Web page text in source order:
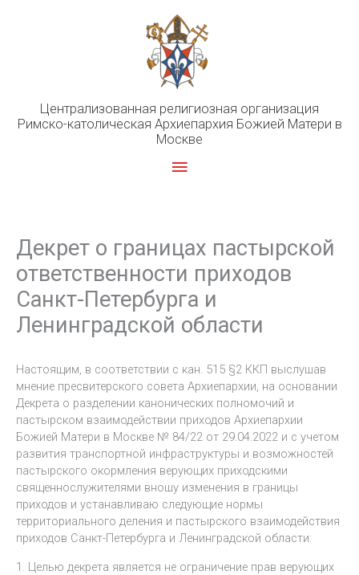
Централизованная религиозная организация
Римско-католическая Архиепархия Божией Матери в
Москве
Главное
Декрет о границах пастырской
ответственности приходов
Санкт-Петербурга и
Ленинградской области
Настоящим, в соответствии с кан. 515 §2 ККП выслушав
мнение пресвитерского совета Архиепархии, на основании
Декрета о разделении канонических полномочий и
пастырском взаимодействии приходов Архиепархии
Божией Матери в Москве № 84/22 от 29.04.2022 и с учетом
развития транспортной инфраструктуры и возможностей
пастырского окормления верующих приходскими
священнослужителями вношу изменения в границы
приходов и устанавливаю следующие нормы
территориального деления и пастырского взаимодействия
приходов Санкт-Петербурга и Ленинградской области:
1. Целью декрета является не ограничение прав верующих